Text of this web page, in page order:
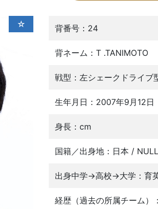
☆ 背番号：24
背ネーム：T .TANIMOTO
戦型：左シェークドライブ
生年月日：2007年9月12日
身長：cm
国籍／出身地：日本 / NULL
出身中学→高校→大学：育
経歴（過去の所属チーム